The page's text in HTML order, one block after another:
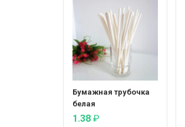
Бумажная трубочка
белая
1.38 ₽